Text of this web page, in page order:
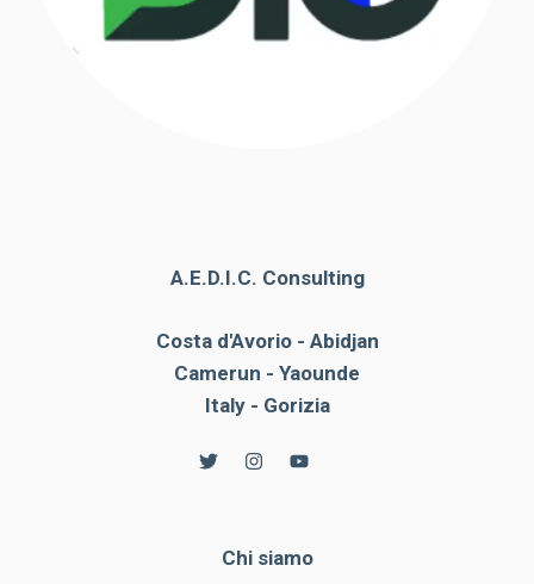
A.E.D.I.C. Consulting
Costa d'Avorio - Abidjan
Camerun - Yaounde
Italy - Gorizia
Chi siamo